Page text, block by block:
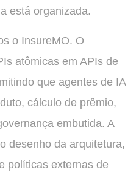
está organizada.
o InsureMO. O
atômicas em APIs de
que agentes de IA
cálculo de prêmio,
embutida. A
desenho da arquitetura,
políticas externas de